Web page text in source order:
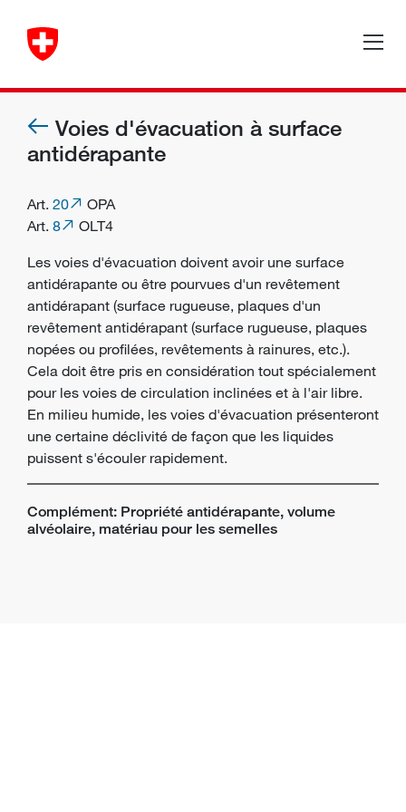
Voies d'évacuation à surface
antidérapante
Art. 20
OPA
Art. 8
OLT4
Les voies d'évacuation doivent avoir une surface
antidérapante ou être pourvues d'un revêtement
antidérapant (surface rugueuse, plaques d'un
revêtement antidérapant (surface rugueuse, plaques
nopées ou profilées, revêtements à rainures, etc.).
Cela doit être pris en considération tout spécialement
pour les voies de circulation inclinées et à l'air libre.
En milieu humide, les voies d'évacuation présenteront
une certaine déclivité de façon que les liquides
puissent s'écouler rapidement.
Complément: Propriété antidérapante, volume
alvéolaire, matériau pour les semelles